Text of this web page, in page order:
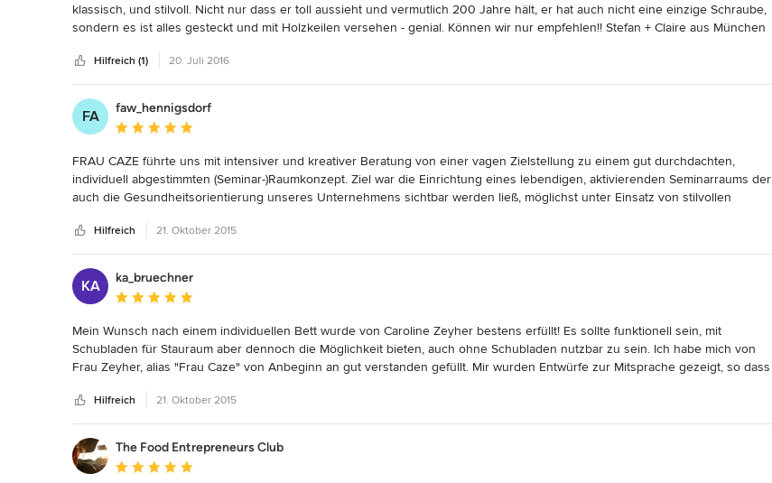
klassisch, und stilvoll. Nicht nur dass er toll aussieht und vermutlich 200 Jahre hält, er hat auch nicht eine einzige Schraube,
sondern es ist alles gesteckt und mit Holzkeilen versehen - genial. Können wir nur empfehlen!! Stefan + Claire aus München
Hilfreich (1) 20. Juli 2016
FA
faw_hennigsdorf
Durchschnittliche Bewertung: 5 von 5 Sternen
FRAU CAZE führte uns mit intensiver und kreativer Beratung von einer vagen Zielstellung zu einem gut durchdachten,
individuell abgestimmten (Seminar-)Raumkonzept. Ziel war die Einrichtung eines lebendigen, aktivierenden Seminarraums der
auch die Gesundheitsorientierung unseres Unternehmens sichtbar werden ließ, möglichst unter Einsatz von stilvollen
der gegebenen finanziellen Möglichkeiten. Die entworfenen Raumgestaltungselemente wurden in hoher Qualität hergestellt
und geliefert. Wir danken FRAU CAZE für die Flexibilität, die verlässliche Umsetzung und sind äußerst zufrieden mit dem
hochwertigen und individuellen Ergebnis.
Hilfreich 21. Oktober 2015
KA
ka_bruechner
Durchschnittliche Bewertung: 5 von 5 Sternen
Mein Wunsch nach einem individuellen Bett wurde von Caroline Zeyher bestens erfüllt! Es sollte funktionell sein, mit
Schubladen für Stauraum aber dennoch die Möglichkeit bieten, auch ohne Schubladen nutzbar zu sein. Ich habe mich von
Frau Zeyher, alias "Frau Caze" von Anbeginn an gut verstanden gefüllt. Mir wurden Entwürfe zur Mitsprache gezeigt, so dass
Werk. Danke!
Hilfreich 21. Oktober 2015
The Food Entrepreneurs Club
Durchschnittliche Bewertung: 5 von 5 Sternen